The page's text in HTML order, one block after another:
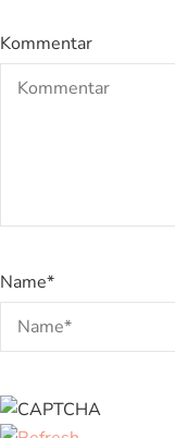
Kommentar
Name*